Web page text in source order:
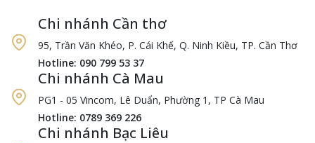
Chi nhánh Cần thơ
95, Trần Văn Khéo, P. Cái Khế, Q. Ninh Kiều, TP. Cần Thơ
Hotline: 090 799 53 37
Chi nhánh Cà Mau
PG1 - 05 Vincom, Lê Duẩn, Phường 1, TP Cà Mau
Hotline: 0789 369 226
Chi nhánh Bạc Liêu